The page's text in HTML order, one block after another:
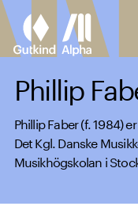
Spring til hovedindhold
Phillip
Phillip Faber (f. 1984)
Det Kgl. Danske
Musikhögskolan i